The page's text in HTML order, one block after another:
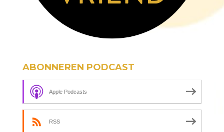
ABONNEREN PODCAST
Apple Podcasts
RSS